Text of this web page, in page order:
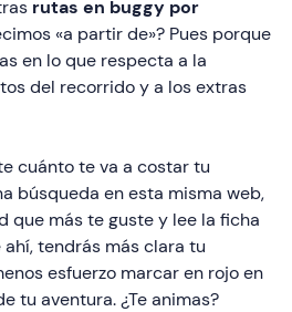
rutas en buggy por
«a partir de»? Pues porque
en lo que respecta a la
del recorrido y a los extras
cuánto te va a costar tu
búsqueda en esta misma web,
que más te guste y lee la ficha
tendrás más clara tu
esfuerzo marcar en rojo en
tu aventura. ¿Te animas?